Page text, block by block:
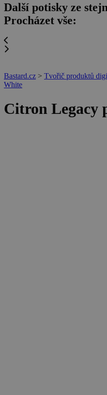
Další potisky ze
Procházet vše:
Bastard.cz > Tvořič produktů
White
Citron Legacy